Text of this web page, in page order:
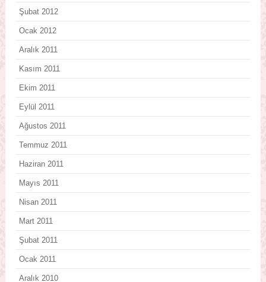
Şubat 2012
Ocak 2012
Aralık 2011
Kasım 2011
Ekim 2011
Eylül 2011
Ağustos 2011
Temmuz 2011
Haziran 2011
Mayıs 2011
Nisan 2011
Mart 2011
Şubat 2011
Ocak 2011
Aralık 2010